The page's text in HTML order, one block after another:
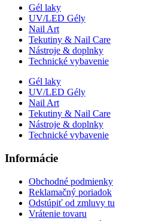
Gél laky
UV/LED Gély
Nail Art
Tekutiny & Nail Care
Nástroje & doplnky
Technické vybavenie
Gél laky
UV/LED Gély
Nail Art
Tekutiny & Nail Care
Nástroje & doplnky
Technické vybavenie
Informácie
Obchodné podmienky
Reklamačný poriadok
Odstúpiť od zmluvy tu
Vrátenie tovaru